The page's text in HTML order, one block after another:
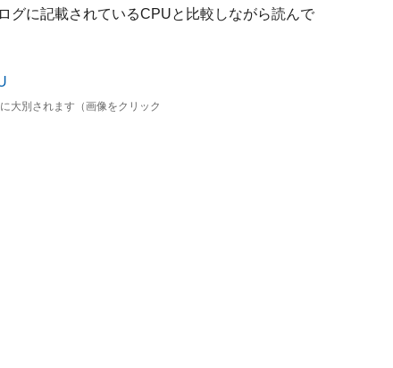
グに記載されているCPUと比較しながら読んで
大別されます（画像をクリック